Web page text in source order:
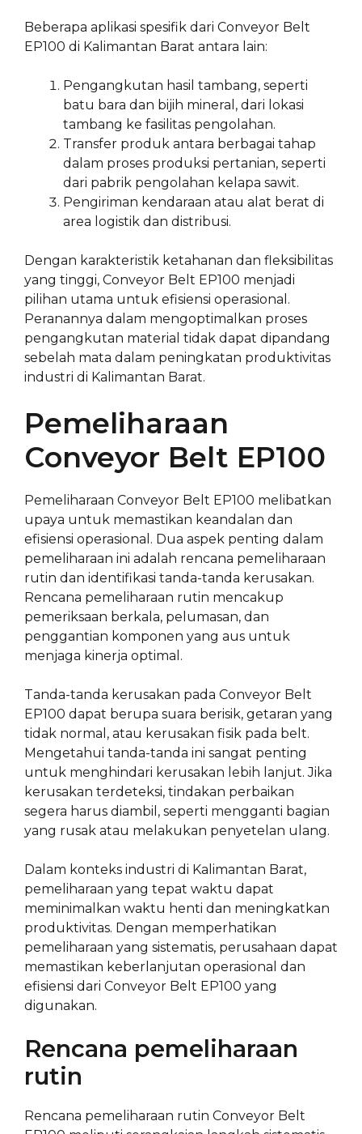
Beberapa aplikasi spesifik dari Conveyor Belt
EP100 di Kalimantan Barat antara lain:
Pengangkutan hasil tambang, seperti
batu bara dan bijih mineral, dari lokasi
tambang ke fasilitas pengolahan.
Transfer produk antara berbagai tahap
dalam proses produksi pertanian, seperti
dari pabrik pengolahan kelapa sawit.
Pengiriman kendaraan atau alat berat di
area logistik dan distribusi.
Dengan karakteristik ketahanan dan fleksibilitas
yang tinggi, Conveyor Belt EP100 menjadi
pilihan utama untuk efisiensi operasional.
Peranannya dalam mengoptimalkan proses
pengangkutan material tidak dapat dipandang
sebelah mata dalam peningkatan produktivitas
industri di Kalimantan Barat.
Pemeliharaan
Conveyor Belt EP100
Pemeliharaan Conveyor Belt EP100 melibatkan
upaya untuk memastikan keandalan dan
efisiensi operasional. Dua aspek penting dalam
pemeliharaan ini adalah rencana pemeliharaan
rutin dan identifikasi tanda-tanda kerusakan.
Rencana pemeliharaan rutin mencakup
pemeriksaan berkala, pelumasan, dan
penggantian komponen yang aus untuk
menjaga kinerja optimal.
Tanda-tanda kerusakan pada Conveyor Belt
EP100 dapat berupa suara berisik, getaran yang
tidak normal, atau kerusakan fisik pada belt.
Mengetahui tanda-tanda ini sangat penting
untuk menghindari kerusakan lebih lanjut. Jika
kerusakan terdeteksi, tindakan perbaikan
segera harus diambil, seperti mengganti bagian
yang rusak atau melakukan penyetelan ulang.
Dalam konteks industri di Kalimantan Barat,
pemeliharaan yang tepat waktu dapat
meminimalkan waktu henti dan meningkatkan
produktivitas. Dengan memperhatikan
pemeliharaan yang sistematis, perusahaan dapat
memastikan keberlanjutan operasional dan
efisiensi dari Conveyor Belt EP100 yang
digunakan.
Rencana pemeliharaan
rutin
Rencana pemeliharaan rutin Conveyor Belt